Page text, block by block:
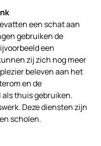
een schat aan
gebruiken de
een
zij zich nog meer
beleven aan het
en de
thuis gebruiken.
Deze diensten zijn
scholen.